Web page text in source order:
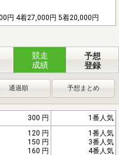
円 4着27,000円 5着20,000円
競走
成績
予想
登録
通過順 予想まとめ
300 円 1番人気
120 円
150 円
160 円
1番人気
3番人気
4番人気